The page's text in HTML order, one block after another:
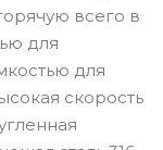
всего в
для
для
скорость